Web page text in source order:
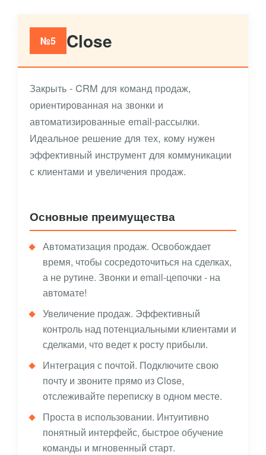
№5 Close
Закрыть - CRM для команд продаж,
ориентированная на звонки и
автоматизированные email-рассылки.
Идеальное решение для тех, кому нужен
эффективный инструмент для коммуникации
с клиентами и увеличения продаж.
Основные преимущества
Автоматизация продаж. Освобождает
время, чтобы сосредоточиться на сделках,
а не рутине. Звонки и email-цепочки - на
автомате!
Увеличение продаж. Эффективный
контроль над потенциальными клиентами и
сделками, что ведет к росту прибыли.
Интеграция с почтой. Подключите свою
почту и звоните прямо из Close,
отслеживайте переписку в одном месте.
Проста в использовании. Интуитивно
понятный интерфейс, быстрое обучение
команды и мгновенный старт.